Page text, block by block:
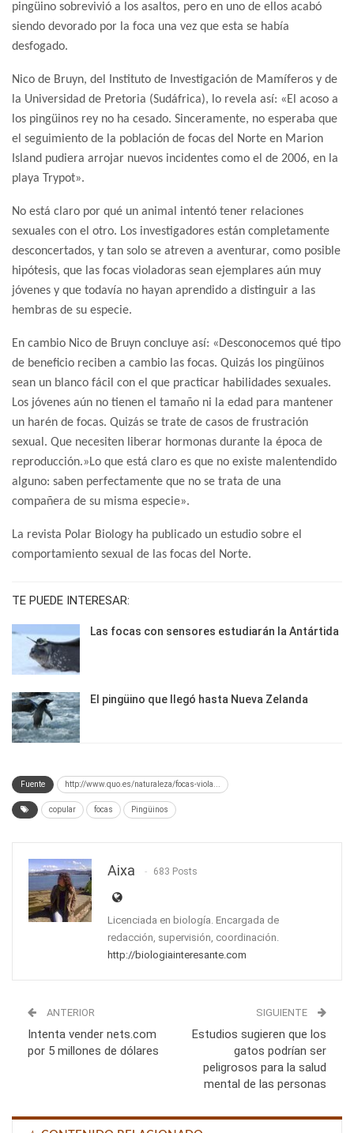
pingüino sobrevivió a los asaltos, pero en uno de ellos acabó
siendo devorado por la foca una vez que esta se había
desfogado.
Nico de Bruyn, del Instituto de Investigación de Mamíferos y de
la Universidad de Pretoria (Sudáfrica), lo revela así: «El acoso a
los pingüinos rey no ha cesado. Sinceramente, no esperaba que
el seguimiento de la población de focas del Norte en Marion
Island pudiera arrojar nuevos incidentes como el de 2006, en la
playa Trypot».
No está claro por qué un animal intentó tener relaciones
sexuales con el otro. Los investigadores están completamente
desconcertados, y tan solo se atreven a aventurar, como posible
hipótesis, que las focas violadoras sean ejemplares aún muy
jóvenes y que todavía no hayan aprendido a distinguir a las
hembras de su especie.
En cambio Nico de Bruyn concluye así: «Desconocemos qué tipo
de beneficio reciben a cambio las focas. Quizás los pingüinos
sean un blanco fácil con el que practicar habilidades sexuales.
Los jóvenes aún no tienen el tamaño ni la edad para mantener
un harén de focas. Quizás se trate de casos de frustración
sexual. Que necesiten liberar hormonas durante la época de
reproducción.»Lo que está claro es que no existe malentendido
alguno: saben perfectamente que no se trata de una
compañera de su misma especie».
La revista Polar Biology ha publicado un estudio sobre el
comportamiento sexual de las focas del Norte.
TE PUEDE INTERESAR:
Las focas con sensores estudiarán la Antártida
El pingüino que llegó hasta Nueva Zelanda
Fuente http://www.quo.es/naturaleza/focas-viola...
copular focas Pingüinos
Aixa 683 Posts
Licenciada en biología. Encargada de
redacción, supervisión, coordinación.
http://biologiainteresante.com
ANTERIOR
Intenta vender nets.com
por 5 millones de dólares
SIGUIENTE
Estudios sugieren que los
gatos podrían ser
peligrosos para la salud
mental de las personas